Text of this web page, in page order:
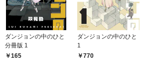
ダンジョンの中のひと
分冊版 1
165
ダンジョンの中のひと
1
770